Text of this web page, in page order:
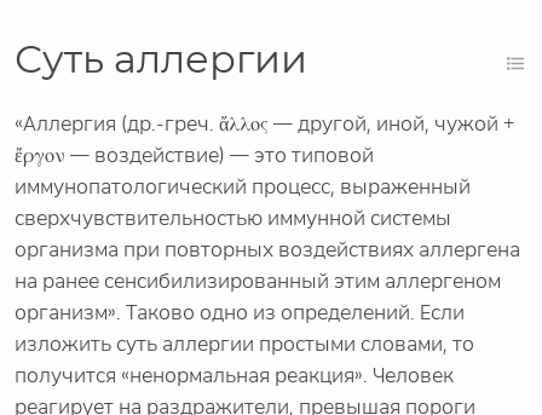
Суть аллергии
«Аллергия (др.-греч. ἄλλος — другой, иной, чужой +
ἔργον — воздействие) — это типовой
иммунопатологический процесс, выраженный
сверхчувствительностью иммунной системы
организма при повторных воздействиях аллергена
на ранее сенсибилизированный этим аллергеном
организм». Таково одно из определений. Если
изложить суть аллергии простыми словами, то
получится «ненормальная реакция». Человек
реагирует на раздражители, превышая пороги